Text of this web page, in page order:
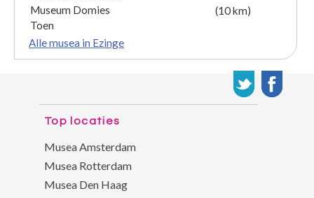
Museum Domies
Toen
(10 km)
Alle musea in Ezinge
Top locaties
Musea Amsterdam
Musea Rotterdam
Musea Den Haag